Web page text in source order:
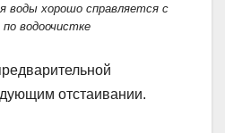
воды хорошо справляется с
по водоочистке
отстаивании.